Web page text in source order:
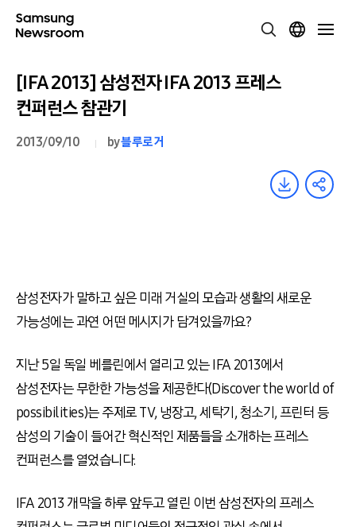
[IFA 2013] 삼성전자 IFA 2013 프레스
컨퍼런스 참관기
2013/09/10 by블루로거
삼성전자가 말하고 싶은 미래 거실의 모습과 생활의 새로운
가능성에는 과연 어떤 메시지가 담겨있을까요?
지난 5일 독일 베를린에서 열리고 있는 IFA 2013에서
삼성전자는 무한한 가능성을 제공한다(Discover the world of
possibilities)는 주제로 TV, 냉장고, 세탁기, 청소기, 프린터 등
삼성의 기술이 들어간 혁신적인 제품들을 소개하는 프레스
컨퍼런스를 열었습니다.
IFA 2013 개막을 하루 앞두고 열린 이번 삼성전자의 프레스